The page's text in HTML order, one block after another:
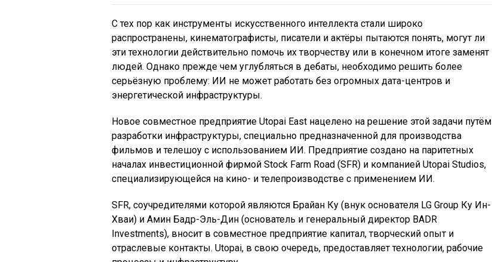
С тех пор как инструменты искусственного интеллекта стали широко
распространены, кинематографисты, писатели и актёры пытаются понять, могут ли
эти технологии действительно помочь их творчеству или в конечном итоге заменят
людей. Однако прежде чем углубляться в дебаты, необходимо решить более
серьёзную проблему: ИИ не может работать без огромных дата-центров и
энергетической инфраструктуры.
Новое совместное предприятие Utopai East нацелено на решение этой задачи путём
разработки инфраструктуры, специально предназначенной для производства
фильмов и телешоу с использованием ИИ. Предприятие создано на паритетных
началах инвестиционной фирмой Stock Farm Road (SFR) и компанией Utopai Studios,
специализирующейся на кино- и телепроизводстве с применением ИИ.
SFR, соучредителями которой являются Брайан Ку (внук основателя LG Group Ку Ин-
Хваи) и Амин Бадр-Эль-Дин (основатель и генеральный директор BADR
Investments), вносит в совместное предприятие капитал, творческий опыт и
отраслевые контакты. Utopai, в свою очередь, предоставляет технологии, рабочие